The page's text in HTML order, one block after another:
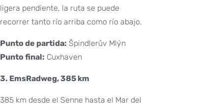
ligera pendiente, la ruta se puede
recorrer tanto río arriba como río abajo.
Punto de partida: Špindlerův Mlýn
Punto final: Cuxhaven
3. EmsRadweg, 385 km
385 km desde el Senne hasta el Mar del